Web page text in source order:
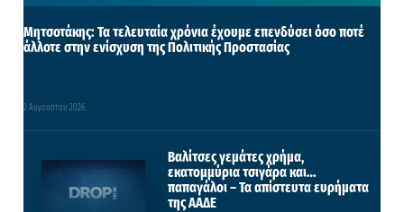
Μητσοτάκης: Τα τελευταία χρόνια έχουμε επενδύσει όσο ποτέ
άλλοτε στην ενίσχυση της Πολιτικής Προστασίας
2 Αυγούστου 2026
Βαλίτσες γεμάτες χρήμα,
εκατομμύρια τσιγάρα και…
παπαγάλοι – Τα απίστευτα ευρήματα
της ΑΑΔΕ